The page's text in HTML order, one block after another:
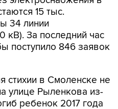
кВ). За последний час
поступило 846 заявок
в Смоленске не
ребенок 2017 года
саду - женщина
в сообщении.